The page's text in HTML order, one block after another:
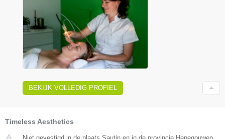
BEKIJK VOLLEDIG PROFIEL
Timeless Aesthetics